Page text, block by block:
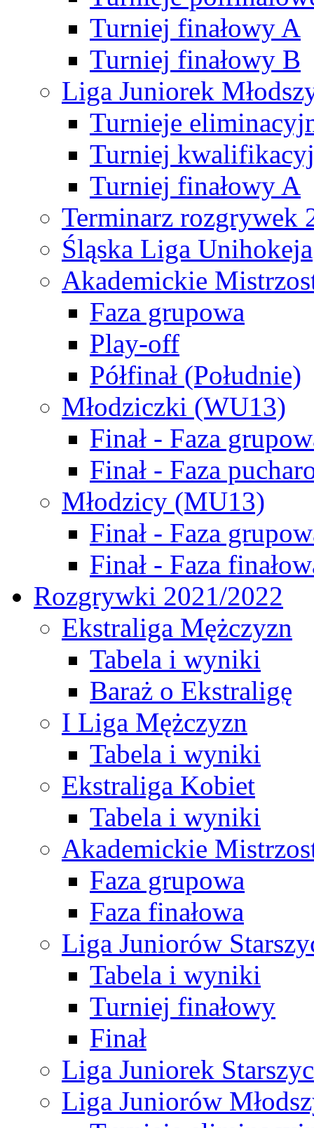
Turniej finałowy A
Turniej finałowy B
Liga Juniorek
Turnieje
Turniej
Turniej finałowy A
Terminarz rozgrywek
Śląska Liga Unihokeja
Akademickie
Faza grupowa
Play-off
Półfinał (Południe)
Młodziczki (WU13)
Finał - Faza
Finał - Faza
Młodzicy (MU13)
Finał - Faza
Finał - Faza
Rozgrywki 2021/2022
Ekstraliga Mężczyzn
Tabela i wyniki
Baraż o Ekstraligę
I Liga Mężczyzn
Tabela i wyniki
Ekstraliga Kobiet
Tabela i wyniki
Akademickie
Faza grupowa
Faza finałowa
Liga Juniorów
Tabela i wyniki
Turniej finałowy
Finał
Liga Juniorek
Liga Juniorów